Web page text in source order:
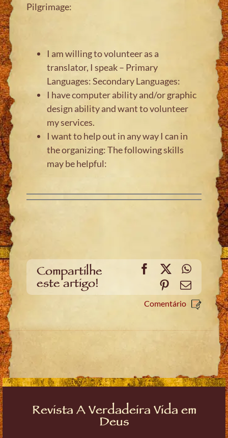
Pilgrimage:
I am willing to volunteer as a
translator, I speak – Primary
Languages: Secondary Languages:
I have computer ability and/or graphic
design ability and want to volunteer
my services.
I want to help out in any way I can in
the organizing: The following skills
may be helpful:
Compartilhe
este artigo!
Facebook
X
Pinterest
Email
Comentário
Revista A Verdadeira Vida em
Deus